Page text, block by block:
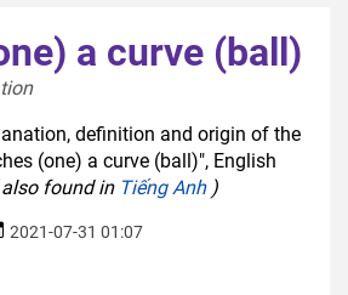
a curve (ball)
definition and origin of the
(one) a curve (ball)", English
found in Tiếng Anh)
2021-07-31 01:07